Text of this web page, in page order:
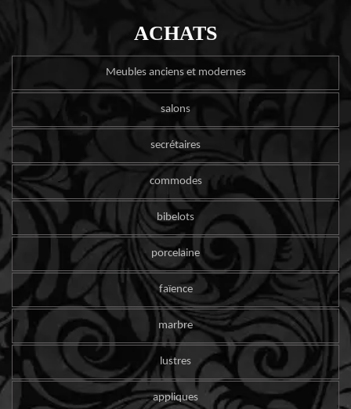
ACHATS
Meubles anciens et modernes
salons
secrétaires
commodes
bibelots
porcelaine
faïence
marbre
lustres
appliques